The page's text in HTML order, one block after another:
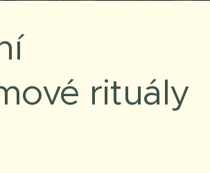
rituály